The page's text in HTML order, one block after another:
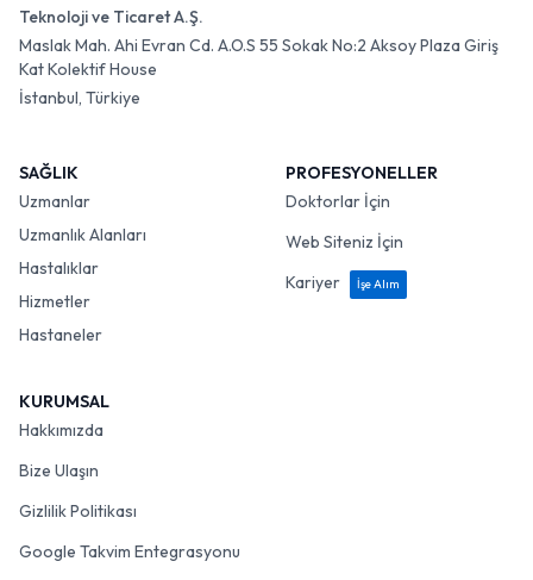
Teknoloji ve Ticaret A.Ş.
Maslak Mah. Ahi Evran Cd. A.O.S 55 Sokak No:2 Aksoy Plaza Giriş
Kat Kolektif House
İstanbul, Türkiye
SAĞLIK
Uzmanlar
Uzmanlık Alanları
Hastalıklar
Hizmetler
Hastaneler
PROFESYONELLER
Doktorlar İçin
Web Siteniz İçin
Kariyer
İşe Alım
KURUMSAL
Hakkımızda
Bize Ulaşın
Gizlilik Politikası
Google Takvim Entegrasyonu